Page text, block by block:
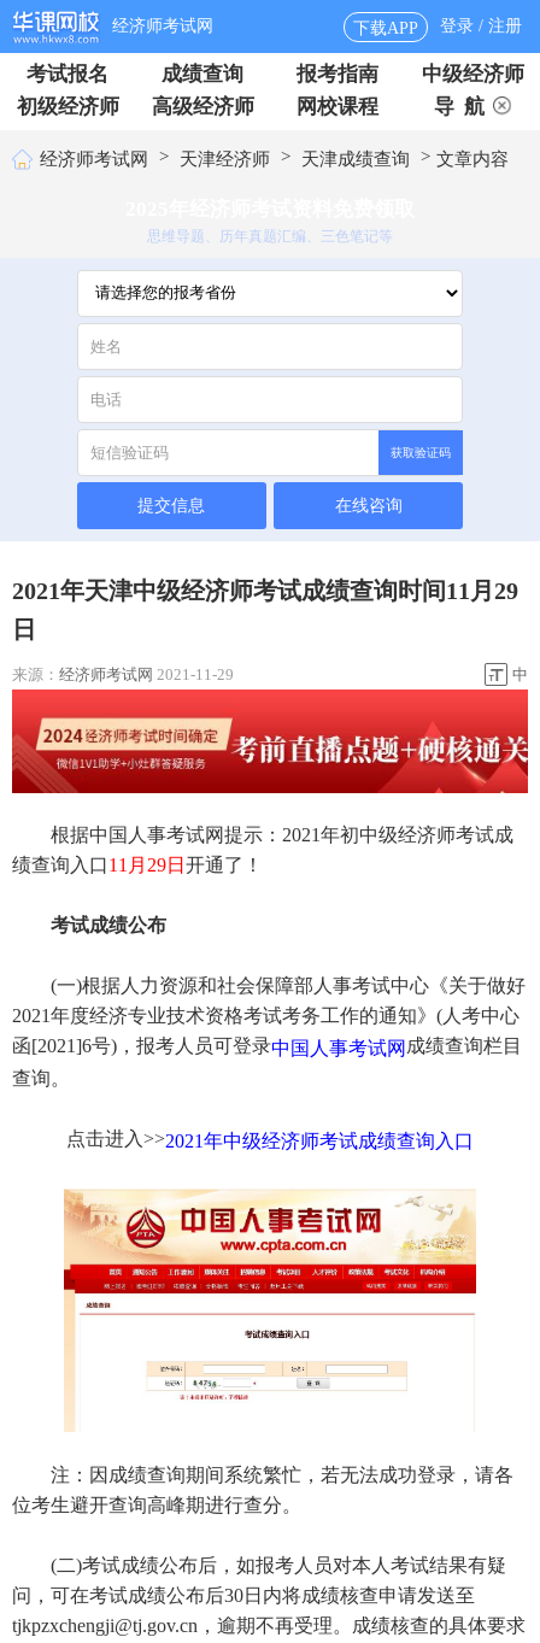
经济师考试网 下载APP 登录 / 注册
考试报名 成绩查询 报考指南
中级经济师
初级经济师
高级经济师 网校课程 导 航
经济师考试网 > 天津经济师 > 天津成绩查询 > 文章内容
思维导题、历年真题汇编、三色笔记等
获取验证码
提交信息 在线咨询
2021年天津中级经济师考试成绩查询时间11月29
日
来源： 经济师考试网 2021-11-29 中
根据中国人事考试网提示：2021年初中级经济师考试成
绩查询入口11月29日 开通了！
考试成绩公布
(一)根据人力资源和社会保障部人事考试中心《关于做好
2021年度经济专业技术资格考试考务工作的通知》(人考中心
函[2021]6号)，报考人员可登录中国人事考试网 成绩查询栏目
查询。
点击进入>>2021年中级经济师考试成绩查询入口
注：因成绩查询期间系统繁忙，若无法成功登录，请各
位考生避开查询高峰期进行查分。
(二)考试成绩公布后，如报考人员对本人考试结果有疑
问，可在考试成绩公布后30日内将成绩核查申请发送至
tjkpzxchengji@tj.gov.cn，逾期不再受理。成绩核查的具体要求